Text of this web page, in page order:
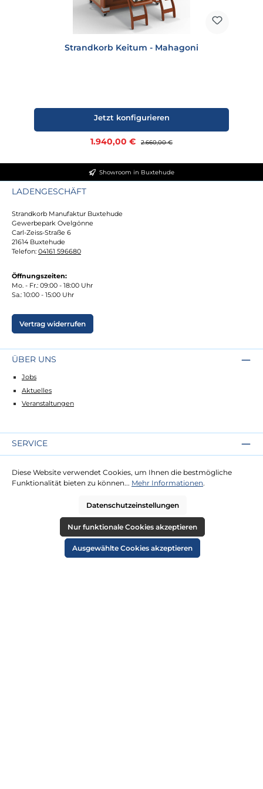
Strandkorb Keitum - Mahagoni
Verkaufspreis:
1.940,00 € Regulärer Preis:
2.660,00 €
Jetzt konfigurieren
Showroom in Buxtehude
LADENGESCHÄFT
Strandkorb Manufaktur Buxtehude
Gewerbepark Ovelgönne
Carl-Zeiss-Straße 6
21614 Buxtehude
Telefon: 04161 596680
Öffnungszeiten:
Mo. - Fr.: 09:00 - 18:00 Uhr
Sa.: 10:00 - 15:00 Uhr
Vertrag widerrufen
ÜBER UNS
Jobs
Aktuelles
Veranstaltungen
SERVICE
Lieferung
Zahlung
RECHTLICHES
Diese Website verwendet Cookies, um Ihnen die bestmögliche
Funktionalität bieten zu können... Mehr Informationen.
Datenschutzeinstellungen
Nur funktionale Cookies akzeptieren
Ausgewählte Cookies akzeptieren